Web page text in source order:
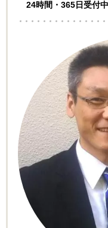
24時間・365日受付中